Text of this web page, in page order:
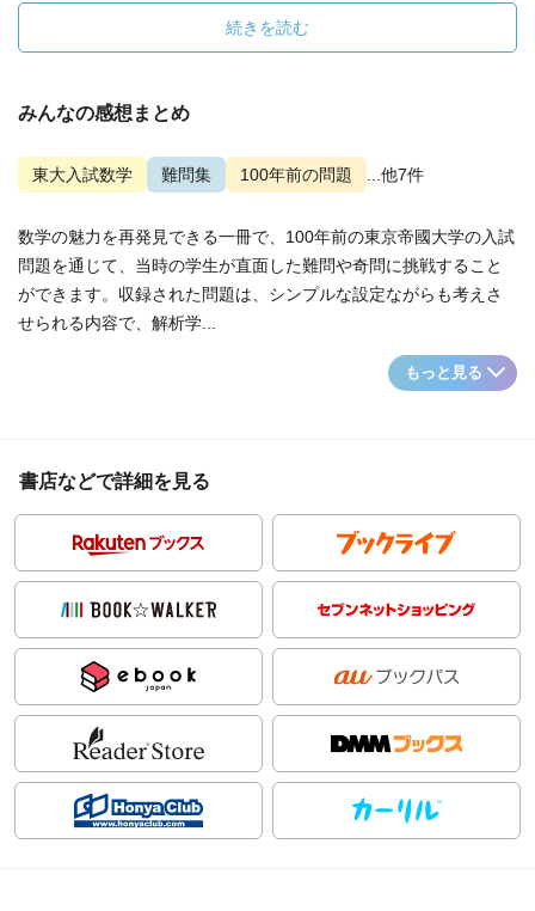
続きを読む
みんなの感想まとめ
東大入試数学 難問集 100年前の問題 ...他7件
数学の魅力を再発見できる一冊で、100年前の東京帝國大学の入試
問題を通じて、当時の学生が直面した難問や奇問に挑戦すること
ができます。収録された問題は、シンプルな設定ながらも考えさ
せられる内容で、解析学...
もっと見る
書店などで詳細を見る